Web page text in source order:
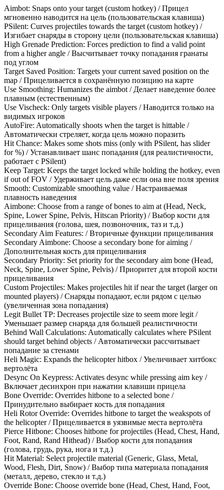
Aimbot: Snaps onto your target (custom hotkey) / Прицел
мгновенно наводится на цель (пользовательская клавиша)
PSilent: Curves projectiles towards the target (custom hotkey) /
Изгибает снаряды в сторону цели (пользовательская клавиша)
High Grenade Prediction: Forces prediction to find a valid point
from a higher angle / Высчитывает точку попадания гранаты
под углом
Target Saved Position: Targets your current saved position on the
map / Прицеливается в сохранённую позицию на карте
Use Smoothing: Humanizes the aimbot / Делает наведение более
плавным (естественным)
Use Vischeck: Only targets visible players / Наводится только на
видимых игроков
AutoFire: Automatically shoots when the target is hittable /
Автоматически стреляет, когда цель можно поразить
Hit Chance: Makes some shots miss (only with PSilent, has slider
for %) / Устанавливает шанс попадания (для реалистичности,
работает с PSilent)
Keep Target: Keeps the target locked while holding the hotkey, even
if out of FOV / Удерживает цель даже если она вне поля зрения
Smooth: Customizable smoothing value / Настраиваемая
плавность наведения
Aimbone: Choose from a range of bones to aim at (Head, Neck,
Spine, Lower Spine, Pelvis, Hitscan Priority) / Выбор кости для
прицеливания (голова, шея, позвоночник, таз и т.д.)
Secondary Aim Features: / Вторичные функции прицеливания
Secondary Aimbone: Choose a secondary bone for aiming /
Дополнительная кость для прицеливания
Secondary Priority: Set priority for the secondary aim bone (Head,
Neck, Spine, Lower Spine, Pelvis) / Приоритет для второй кости
прицеливания
Custom Projectiles: Makes projectiles hit if near the target (larger on
mounted players) / Снаряды попадают, если рядом с целью
(увеличенная зона попадания)
Legit Bullet TP: Decreases projectile size to seem more legit /
Уменьшает размер снаряда для большей реалистичности
Behind Wall Calculations: Automatically calculates where PSilent
should target behind objects / Автоматически рассчитывает
попадание за стенами
Heli Magic: Expands the helicopter hitbox / Увеличивает хитбокс
вертолёта
Desync On Keypress: Activates desync while pressing aim key /
Включает десинхрон при нажатии клавиши прицела
Bone Override: Overrides hitbone to a selected bone /
Принудительно выбирает кость для попадания
Heli Rotor Override: Overrides hitbone to target the weakspots of
the helicopter / Прицеливается в уязвимые места вертолёта
Pierce Hitbone: Chooses hitbone for projectiles (Head, Chest, Hand,
Foot, Rand, Rand Hithead) / Выбор кости для попадания
(голова, грудь, рука, нога и т.д.)
Hit Material: Select projectile material (Generic, Glass, Metal,
Wood, Flesh, Dirt, Snow) / Выбор типа материала попадания
(металл, дерево, стекло и т.д.)
Override Bone: Choose override bone (Head, Chest, Hand, Foot,